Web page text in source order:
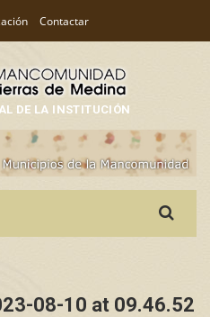
Contactar
DE LA INSTITUCIÓN
for:
08-10 at 09.46.52